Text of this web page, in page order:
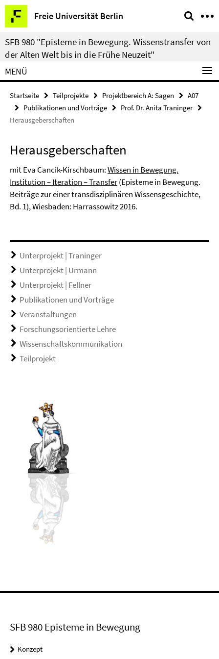
Springe
direkt
zu
Inhalt
Freie Universität Berlin
Service-
Navigation
SFB 980 "Episteme in Bewegung. Wissenstransfer von
der Alten Welt bis in die Frühe Neuzeit"
MENÜ
Startseite Teilprojekte Projektbereich A: Sagen
A07
Publikationen und Vorträge
Prof. Dr. Anita Traninger
Herausgeberschaften
Herausgeberschaften
mit Eva Cancik-Kirschbaum:Wissen in Bewegung.
Institution – Iteration – Transfer(Episteme in Bewegung.
Beiträge zur einer transdisziplinären Wissensgeschichte,
Bd. 1), Wiesbaden: Harrassowitz 2016.
Unterprojekt | Traninger
Unterprojekt | Urmann
Unterprojekt | Fellner
Publikationen und Vorträge
Veranstaltungen
Forschungsorientierte Lehre
Wissenschaftskommunikation
Teilprojekt
SFB 980 Episteme in Bewegung
Konzept